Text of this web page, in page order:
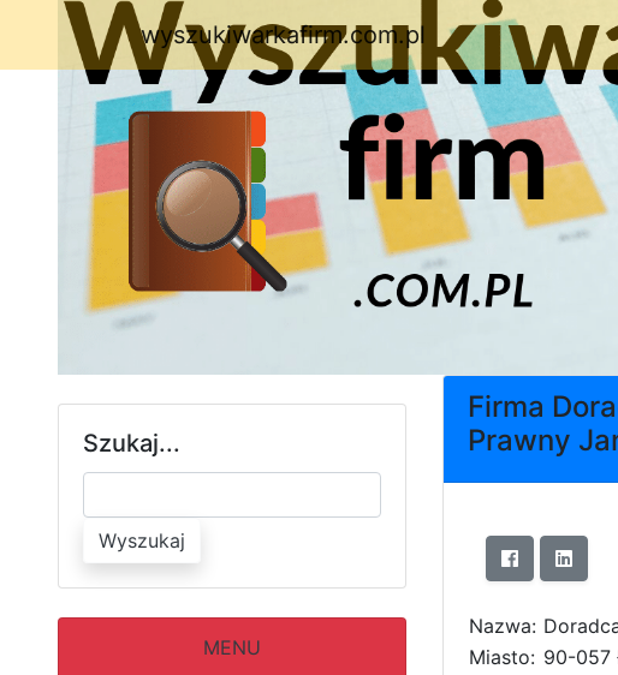
wyszukiwarkafirm.com.pl
Szukaj...
Wyszukaj
MENU
Firma
Prawny
Nazwa:
Miasto: 90-057